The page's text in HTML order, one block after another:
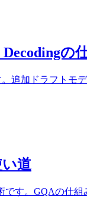
の
追加ドラフトモ
道
です。GQAの仕